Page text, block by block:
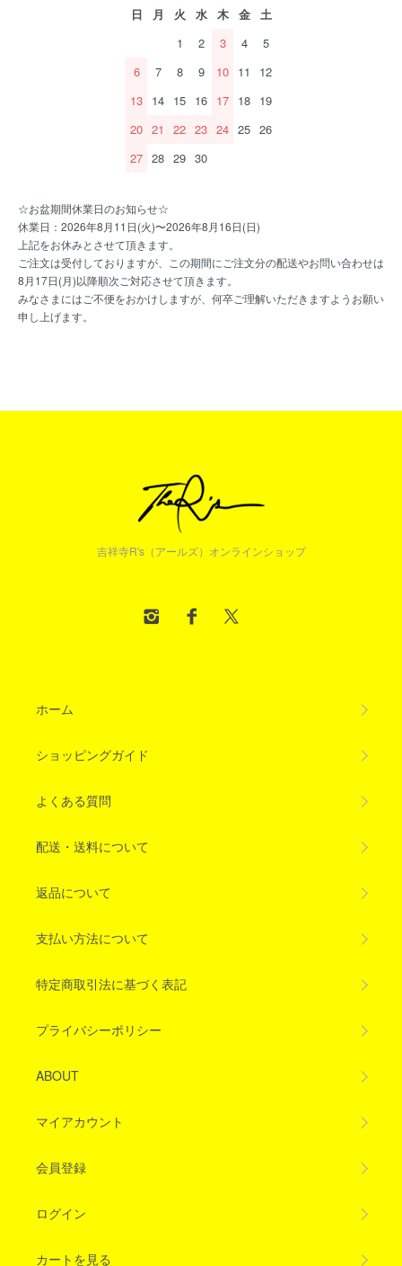
日 月 火 水 木 金
土
1
2 3 4
5
6
7 8 9 10 11
12
13 14 15 16 17 18 19
20 21 22 23 24 25 26
27 28 29 30
☆お盆期間休業日のお知らせ☆
休業日：2026年8月11日(火)〜2026年8月16日(日)
上記をお休みとさせて頂きます。
ご注文は受付しておりますが、この期間にご注文分の配送やお問い合わせは
8月17日(月)以降順次ご対応させて頂きます。
みなさまにはご不便をおかけしますが、何卒ご理解いただきますようお願い
申し上げます。
吉祥寺R's（アールズ）オンラインショップ
ホーム
ショッピングガイド
よくある質問
配送・送料について
返品について
支払い方法について
特定商取引法に基づく表記
プライバシーポリシー
ABOUT
マイアカウント
会員登録
ログイン
カートを見る